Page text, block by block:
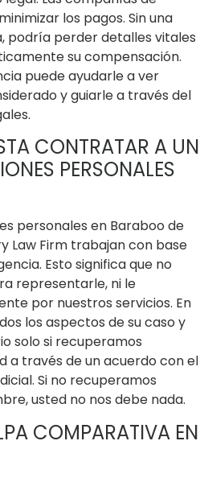
los pagos. Sin una
podría perder detalles vitales
su compensación.
puede ayudarle a ver
y guiarle a través del
CONTRATAR A UN
PERSONALES
personales en Baraboo de
Law Firm trabajan con base
Esto significa que no
representarle, ni le
por nuestros servicios. En
los aspectos de su caso y
solo si recuperamos
a través de un acuerdo con el
Si no recuperamos
usted no nos debe nada.
COMPARATIVA EN